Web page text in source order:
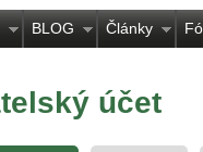
BLOG Články
účet